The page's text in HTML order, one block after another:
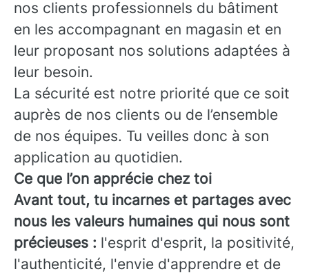
nos clients professionnels du bâtiment
en les accompagnant en magasin et en
leur proposant nos solutions adaptées à
leur besoin.
La sécurité est notre priorité que ce soit
auprès de nos clients ou de l’ensemble
de nos équipes. Tu veilles donc à son
application au quotidien.
Ce que l’on apprécie chez toi
Avant tout, tu incarnes et partages avec
nous les valeurs humaines qui nous sont
précieuses : l'esprit d'esprit, la positivité,
l'authenticité, l'envie d'apprendre et de